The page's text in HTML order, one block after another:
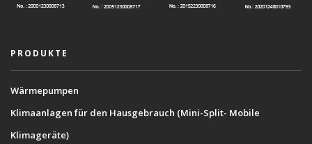
PRODUKTE
Wärmepumpen
Klimaanlagen für den Hausgebrauch (Mini-Split- Mobile
Klimageräte)